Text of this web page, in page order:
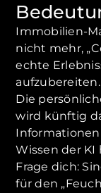
Immobilien-
nicht mehr,
echte
aufzubereiten.
Die
wird künftig
Wissen der KI
Frage dich:
für den